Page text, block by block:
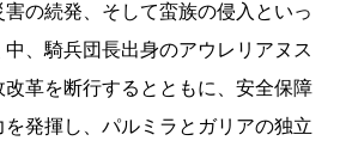
の続発、そして蛮族の侵入といっ
、騎兵団長出身のアウレリアヌス
革を断行するとともに、安全保障
発揮し、パルミラとガリアの独立